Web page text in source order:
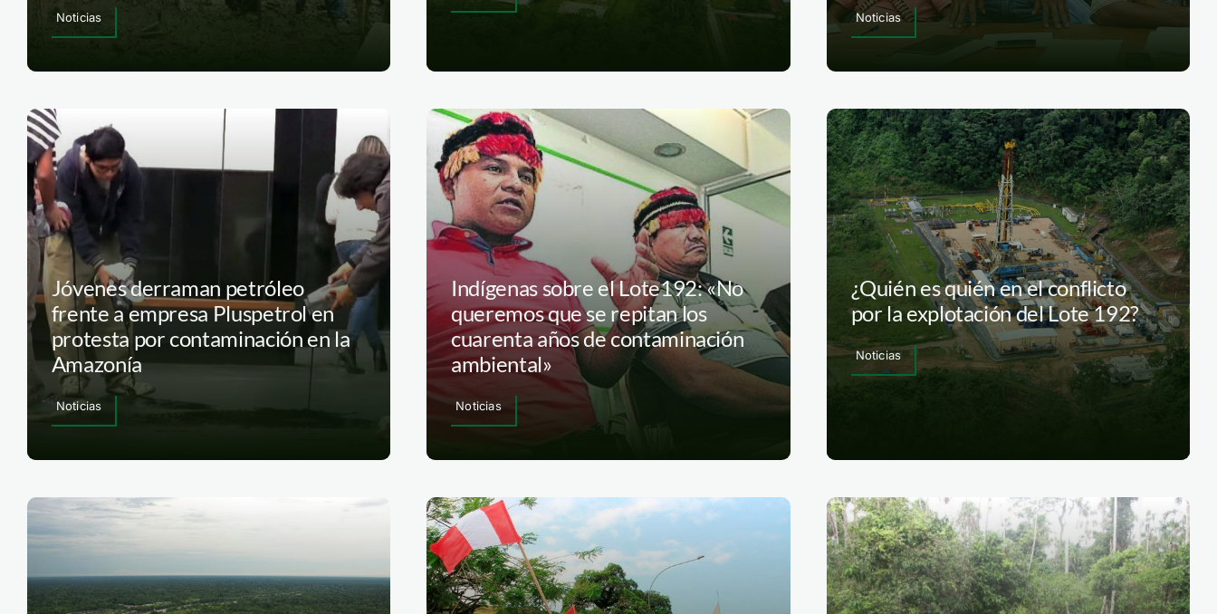
Noticias Noticias
Jóvenes derraman petróleo
frente a empresa Pluspetrol en
protesta por contaminación en la
Amazonía
Noticias
Indígenas sobre el Lote192: «No
queremos que se repitan los
cuarenta años de contaminación
ambiental»
Noticias
¿Quién es quién en el conflicto
por la explotación del Lote 192?
Noticias